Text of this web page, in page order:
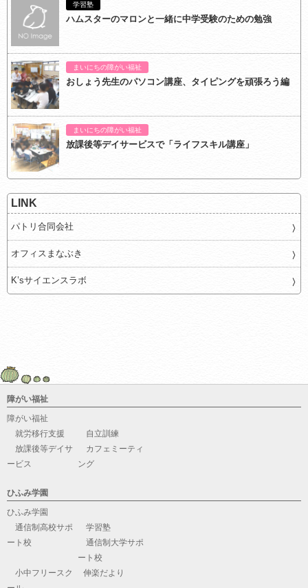
学習塾
ハムスターのマロンと一緒に中学受験のための勉強
まいにちの障がい福祉
おしょう先生のパソコン講座、タイピングを頑張ろう編
まいにちの障がい福祉
放課後等デイサービスで「ライフスキル講座」
LINK
パトリ合同会社
オフィスまなぶき
K’sサイエンスラボ
障がい福祉
障がい福祉
就労移行支援
自立訓練
放課後等デイサ
ービス
カフェミーティ
ング
ひふみ学園
ひふみ学園
通信制高校サポ
ート校
学習塾
通信制大学サポ
ート校
小中フリースク
伸楽だより